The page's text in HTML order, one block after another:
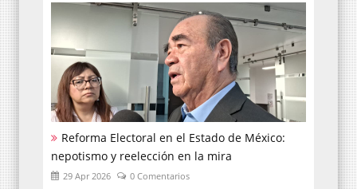
Reforma Electoral en el Estado de México:
nepotismo y reelección en la mira
29 Apr 2026 0 Comentarios